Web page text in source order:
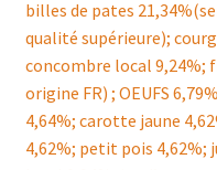
billes de pates
qualité supérieure);
concombre local 9,24%;
origine FR) ; OEUFS
4,64%; carotte jaune
4,62%; petit pois 4,62%;